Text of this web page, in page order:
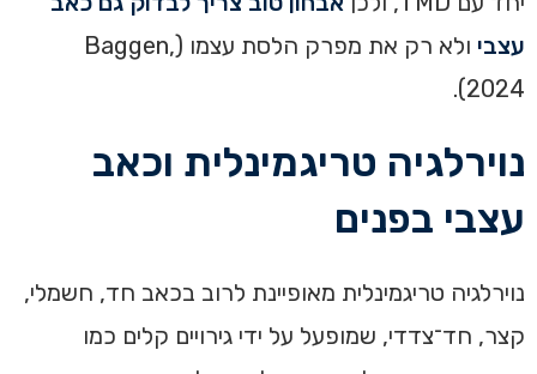
עצבי
ולא רק את מפרק הלסת עצמו (Baggen,
2024).
נוירלגיה טריגמינלית וכאב
עצבי בפנים
נוירלגיה טריגמינלית מאופיינת לרוב בכאב חד, חשמלי,
קצר, חד־צדדי, שמופעל על ידי גירויים קלים כמו